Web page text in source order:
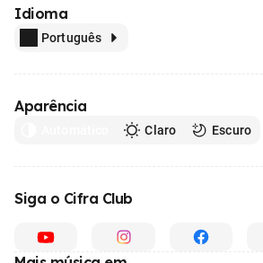
Idioma
Português
Aparência
Claro Escuro
Siga o Cifra Club